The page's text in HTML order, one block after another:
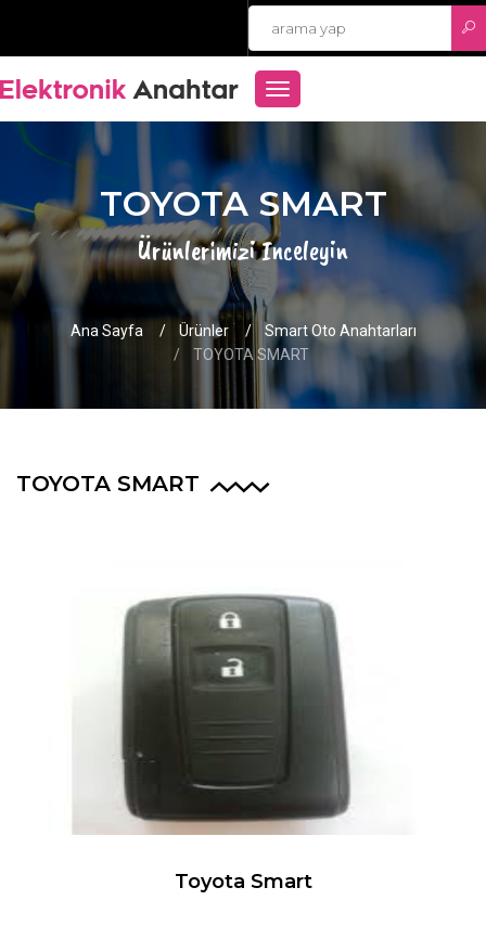
TOGGLE
NAVIGATION
TOYOTA SMART
Ürünlerimizi Inceleyin
Ana Sayfa Ürünler
Smart Oto Anahtarları
TOYOTA SMART
TOYOTA SMART
Toyota Smart